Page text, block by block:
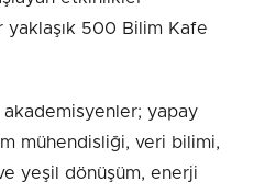
yaklaşık 500 Bilim Kafe
akademisyenler; yapay
mühendisliği, veri bilimi,
yeşil dönüşüm, enerji